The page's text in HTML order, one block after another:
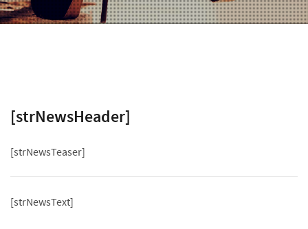
[strNewsHeader]
[strNewsTeaser]
[strNewsText]